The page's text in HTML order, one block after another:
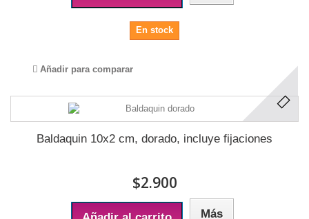
En stock
Añadir para comparar
Baldaquin 10x2 cm, dorado, incluye fijaciones
$2.900
Más